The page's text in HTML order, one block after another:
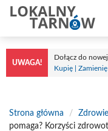
Przejdź
treści
UWAGA!
Dołącz do
Kupię |
Strona główna /
pomaga? Korzyści